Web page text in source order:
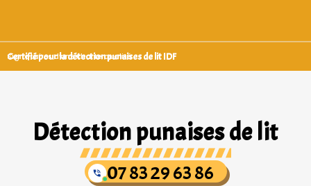
Certifié pour la détection punaises de lit IDF
Signataires d’une charte qualité
Détection punaises de lit
07 83 29 63 86